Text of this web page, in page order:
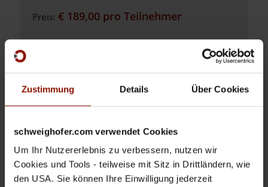
Zustimmung Details Über Cookies
schweighofer.com verwendet Cookies
Um Ihr Nutzererlebnis zu verbessern, nutzen wir
Cookies und Tools - teilweise mit Sitz in Drittländern, wie
den USA. Sie können Ihre Einwilligung jederzeit
Preis: € 189,00 pro Teilnehmer
Ort
Ihr Arbeitsplatz